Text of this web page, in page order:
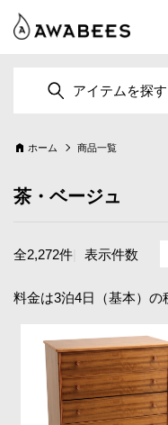
アイテムを探す
ホーム 商品一覧
茶・ベージュ
全2,272件 表示件数
料金は3泊4日（基本）の